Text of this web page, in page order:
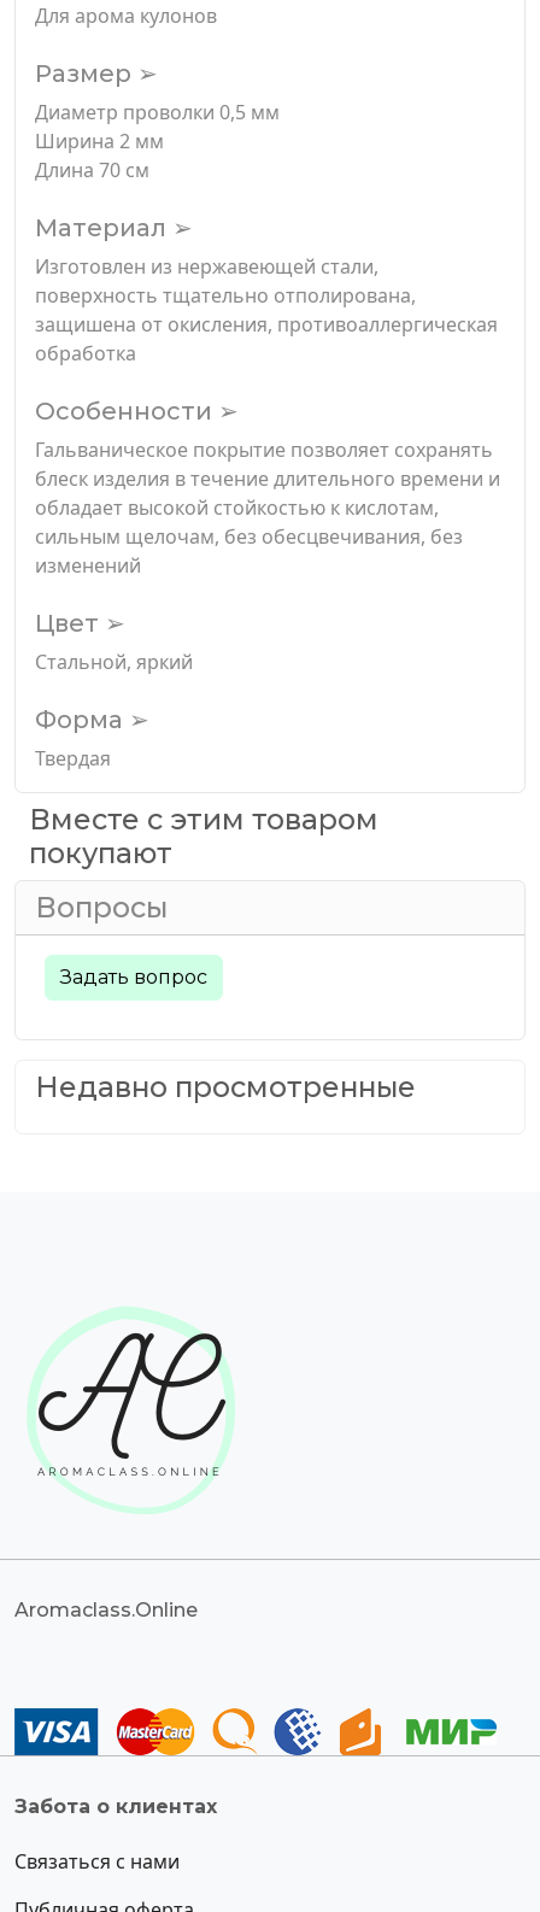
Для арома кулонов
Размер ➢
Диаметр проволки 0,5 мм
Ширина 2 мм
Длина 70 см
Материал ➢
Изготовлен из нержавеющей стали,
поверхность тщательно отполирована,
защишена от окисления, противоаллергическая
обработка
Особенности ➢
Гальваническое покрытие позволяет сохранять
блеск изделия в течение длительного времени и
обладает высокой стойкостью к кислотам,
сильным щелочам, без обесцвечивания, без
изменений
Цвет ➢
Стальной, яркий
Форма ➢
Твердая
Вместе с этим товаром
покупают
Вопросы
Задать вопрос
Недавно просмотренные
Aromaclass.Online
Забота о клиентах
Связаться с нами